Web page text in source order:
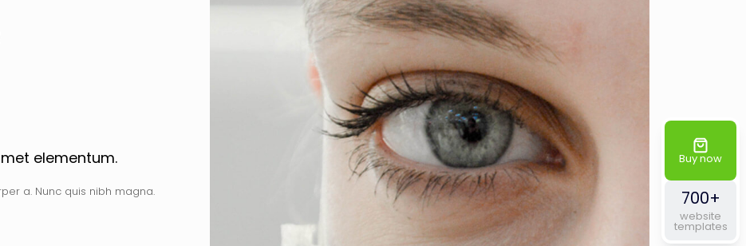
elementum.
a. Nunc quis nibh magna.
Buy now
700+
website
templates